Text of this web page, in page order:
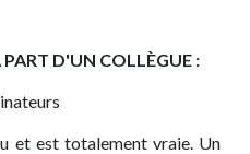
PART D'UN COLLÈGUE :
et est totalement vraie. Un